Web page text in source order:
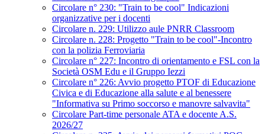
Circolare n° 230: "Train to be cool" Indicazioni
organizzative per i docenti
Circolare n. 229: Utilizzo aule PNRR Classroom
Circolare n. 228: Progetto "Train to be cool"-Incontro
con la polizia Ferroviaria
Circolare n° 227: Incontro di orientamento e FSL con la
Società OSM Edu e il Gruppo Iezzi
Circolare n° 226: Avvio progetto PTOF di Educazione
Civica e di Educazione alla salute e al benessere
"Informativa su Primo soccorso e manovre salvavita"
Circolare Part-time personale ATA e docente A.S.
2026/27